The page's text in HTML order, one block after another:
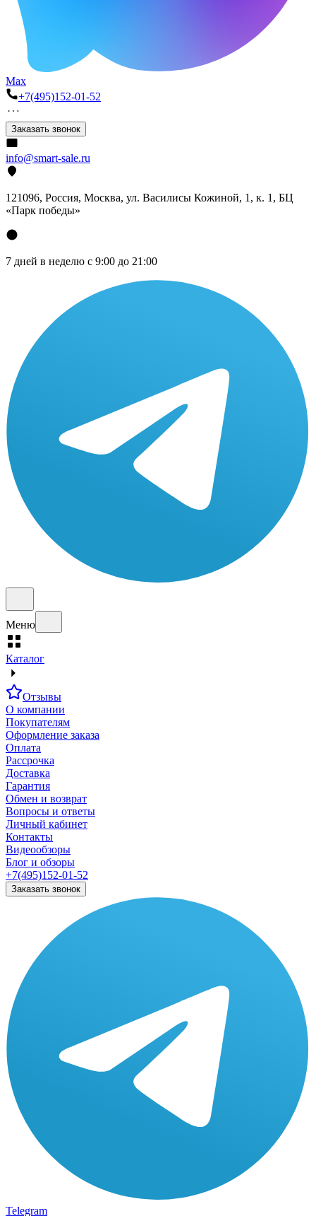
Max
+7(495)152-01-52
Заказать звонок
info@smart-sale.ru
121096, Россия, Москва, ул. Василисы Кожиной, 1, к. 1, БЦ
«Парк победы»
7 дней в неделю с 9:00 до 21:00
Меню
Каталог
Отзывы
О компании
Покупателям
Оформление заказа
Оплата
Рассрочка
Доставка
Гарантия
Обмен и возврат
Вопросы и ответы
Личный кабинет
Контакты
Видеообзоры
Блог и обзоры
+7(495)152-01-52
Заказать звонок
Telegram